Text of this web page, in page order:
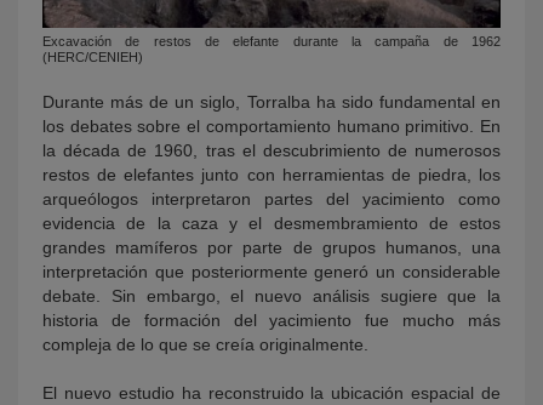
Excavación de restos de elefante durante la campaña de 1962
(HERC/CENIEH)
Durante más de un siglo, Torralba ha sido fundamental en
los debates sobre el comportamiento humano primitivo. En
la década de 1960, tras el descubrimiento de numerosos
restos de elefantes junto con herramientas de piedra, los
arqueólogos interpretaron partes del yacimiento como
evidencia de la caza y el desmembramiento de estos
grandes mamíferos por parte de grupos humanos, una
interpretación que posteriormente generó un considerable
debate. Sin embargo, el nuevo análisis sugiere que la
historia de formación del yacimiento fue mucho más
compleja de lo que se creía originalmente.
El nuevo estudio ha reconstruido la ubicación espacial de